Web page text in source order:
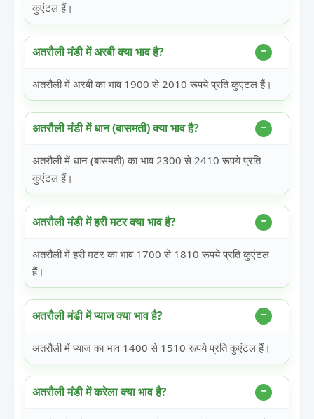
कुएंटल हैं।
अतरौली मंडी में अरबी क्या भाव है?
अतरौली में अरबी का भाव 1900 से 2010 रूपये प्रति कुएंटल हैं।
अतरौली मंडी में धान (बासमती) क्या भाव है?
अतरौली में धान (बासमती) का भाव 2300 से 2410 रूपये प्रति
कुएंटल हैं।
अतरौली मंडी में हरी मटर क्या भाव है?
अतरौली में हरी मटर का भाव 1700 से 1810 रूपये प्रति कुएंटल
हैं।
अतरौली मंडी में प्याज क्या भाव है?
अतरौली में प्याज का भाव 1400 से 1510 रूपये प्रति कुएंटल हैं।
अतरौली मंडी में करेला क्या भाव है?